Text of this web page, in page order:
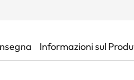
Informazioni sul